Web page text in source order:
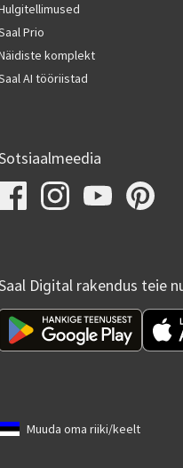
Prio
komplekt
AI tööriistad
Digital rakendus teie
Muuda oma riiki/keelt